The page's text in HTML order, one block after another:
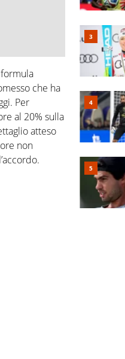
che ha
Per
al 20% sulla
atteso
non